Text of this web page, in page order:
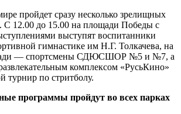
пройдет сразу несколько зрелищных
С 12.00 до 15.00 на площади Победы с
выступят воспитанники
гимнастике им Н.Г. Толкачева, на
— спортсмены СДЮСШОР №5 и №7, а
комплексом «РусьКино»
турнир по стритболу.
программы пройдут во всех парках